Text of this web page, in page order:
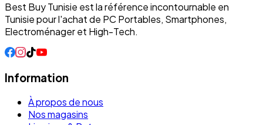
Best Buy Tunisie est la référence incontournable en
Tunisie pour l'achat de PC Portables, Smartphones,
Electroménager et High-Tech.
Information
À propos de nous
Nos magasins